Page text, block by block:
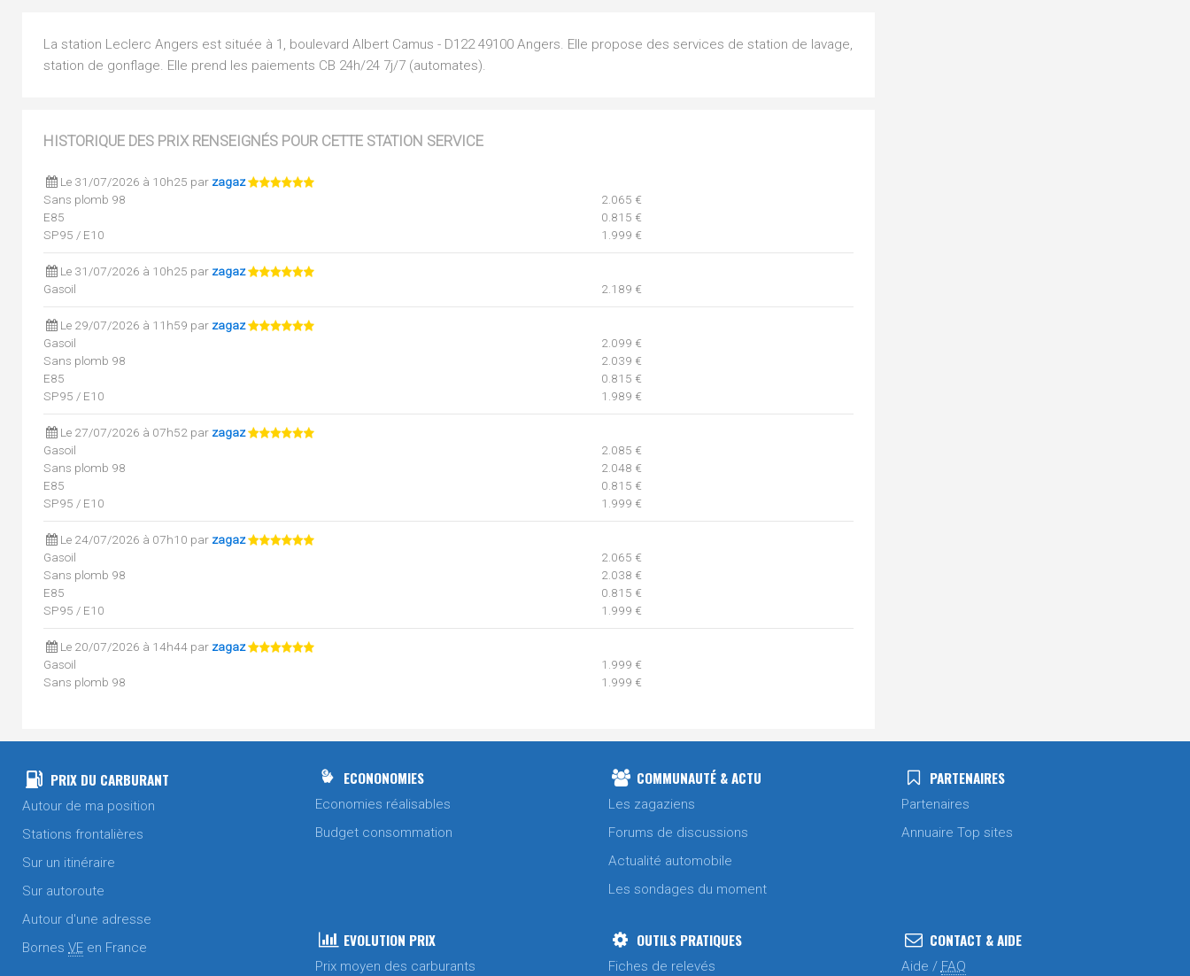
La station Leclerc Angers est située à 1, boulevard Albert Camus - D122 49100 Angers. Elle propose des services de station de lavage,
station de gonflage. Elle prend les paiements CB 24h/24 7j/7 (automates).
HISTORIQUE DES PRIX RENSEIGNÉS POUR CETTE STATION SERVICE
Le 31/07/2026 à 10h25 par zagaz
Sans plomb 98
2.065 €
E85
0.815 €
SP95 / E10
1.999 €
Le 31/07/2026 à 10h25 par zagaz
Gasoil
2.189 €
Le 29/07/2026 à 11h59 par zagaz
Gasoil
2.099 €
Sans plomb 98
2.039 €
E85
0.815 €
SP95 / E10
1.989 €
Le 27/07/2026 à 07h52 par zagaz
Gasoil
2.085 €
Sans plomb 98
2.048 €
E85
0.815 €
SP95 / E10
1.999 €
Le 24/07/2026 à 07h10 par zagaz
Gasoil
2.065 €
Sans plomb 98
2.038 €
E85
0.815 €
SP95 / E10
1.999 €
Le 20/07/2026 à 14h44 par zagaz
Gasoil
1.999 €
Sans plomb 98
1.999 €
1.988 €
SP95 / E10
1.965 €
Gasoil
Gasoil
1.949 €
Sans plomb 98
1.955 €
PRIX DU CARBURANT
Autour de ma position
Stations frontalières
Sur un itinéraire
Sur autoroute
Autour d'une adresse
Bornes VE en France
ECONONOMIES
Economies réalisables
Budget consommation
COMMUNAUTÉ & ACTU
Les zagaziens
Forums de discussions
Actualité automobile
Les sondages du moment
PARTENAIRES
Partenaires
Annuaire Top sites
EVOLUTION PRIX
Prix moyen des carburants
OUTILS PRATIQUES
Fiches de relevés
CONTACT & AIDE
Aide / FAQ